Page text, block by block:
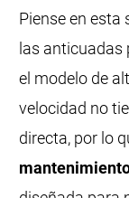
Piense en esta
las anticuadas
el modelo de
velocidad no
directa, por lo